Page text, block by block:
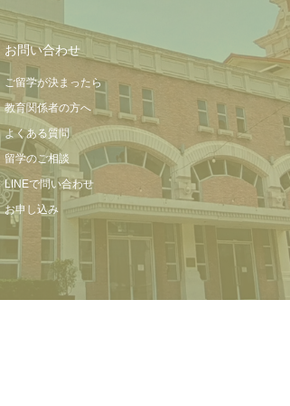
お問い合わせ
ご留学が決まったら
教育関係者の方へ
よくある質問
留学のご相談
LINEで問い合わせ
お申し込み